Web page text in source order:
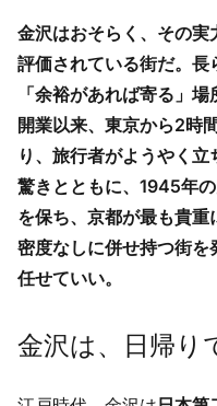
金沢はおそらく、その
評価されている街だ。
「余裕があれば寄る」
開業以来、東京から2時
り、旅行者がようやく
驚きとともに、1945年
を保ち、京都が最も貴
密度なしに併せ持つ街を
任せていい。
金沢は、日帰り